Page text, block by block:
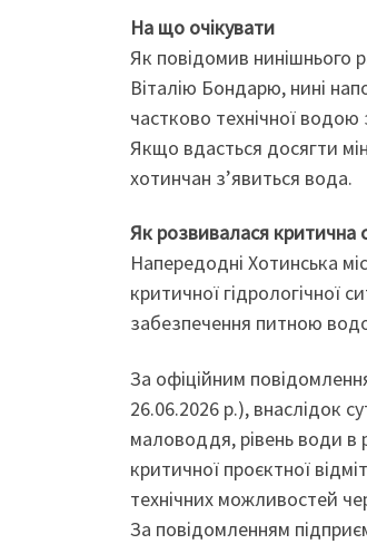
На що очікувати
Як повідомив нинішнього
Віталію Бондарю, нині
частково технічної
Якщо вдасться досягти
хотинчан з’явиться вода.
Як розвивалася критична
Напередодні Хотинська
критичної гідрологічної
забезпечення питною
За офіційним
26.06.2026 р.), внаслідок
маловоддя, рівень води в
критичної проєктної
технічних можливостей
За повідомленням